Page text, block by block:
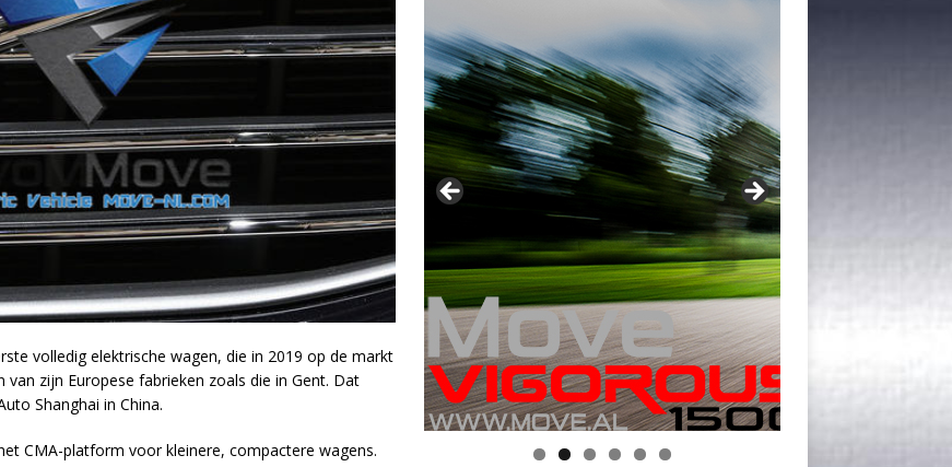
volledig elektrische wagen, die in 2019 op de markt
zijn Europese fabrieken zoals die in Gent. Dat
Shanghai in China.
CMA-platform voor kleinere, compactere wagens.